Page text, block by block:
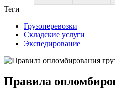
Теги
Грузоперевозки
Складские услуги
Экспедирование
Правила